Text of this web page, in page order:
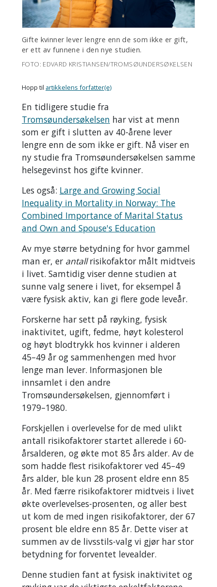
Gifte kvinner lever lengre enn de som ikke er gift,
er ett av funnene i den nye studien.
FOTO: EDVARD KRISTIANSEN/TROMSØUNDERSØKELSEN
Hopp til artikkelens forfatter(e)
En tidligere studie fra
Tromsøundersøkelsen har vist at menn
som er gift i slutten av 40-årene lever
lengre enn de som ikke er gift. Nå viser en
ny studie fra Tromsøundersøkelsen samme
helsegevinst hos gifte kvinner.
Les også: Large and Growing Social
Inequality in Mortality in Norway: The
Combined Importance of Marital Status
and Own and Spouse's Education
Av mye større betydning for hvor gammel
man er, er antallrisikofaktor målt midtveis
i livet. Samtidig viser denne studien at
sunne valg senere i livet, for eksempel å
være fysisk aktiv, kan gi flere gode leveår.
Forskerne har sett på røyking, fysisk
inaktivitet, ugift, fedme, høyt kolesterol
og høyt blodtrykk hos kvinner i alderen
45–49 år og sammenhengen med hvor
lenge man lever. Informasjonen ble
innsamlet i den andre
Tromsøundersøkelsen, gjennomført i
1979–1980.
Forskjellen i overlevelse for de med ulikt
antall risikofaktorer startet allerede i 60-
årsalderen, og økte mot 85 års alder. Av de
som hadde flest risikofaktorer ved 45–49
års alder, ble kun 28 prosent eldre enn 85
år. Med færre risikofaktorer midtveis i livet
økte overlevelses-prosenten, og aller best
ut kom de med ingen risikofaktorer, der 67
prosent ble eldre enn 85 år. Dette viser at
summen av de livsstils-valg vi gjør har stor
betydning for forventet levealder.
Denne studien fant at fysisk inaktivitet og